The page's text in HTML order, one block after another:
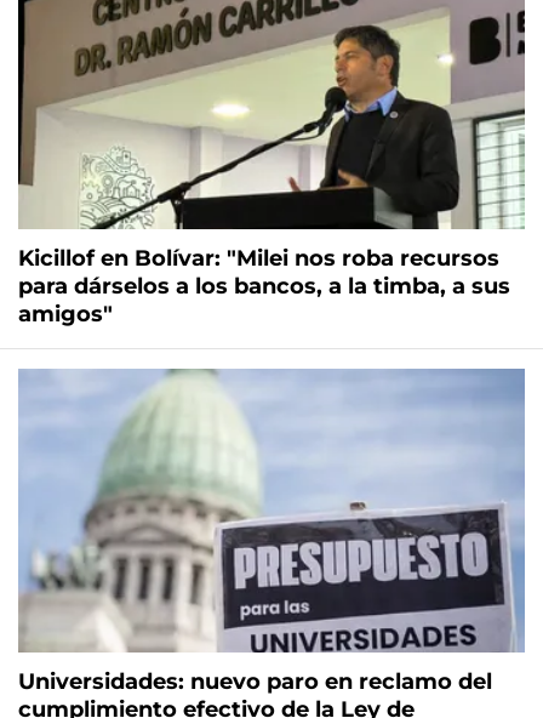
Kicillof en Bolívar: "Milei nos roba recursos
para dárselos a los bancos, a la timba, a sus
amigos"
Universidades: nuevo paro en reclamo del
cumplimiento efectivo de la Ley de